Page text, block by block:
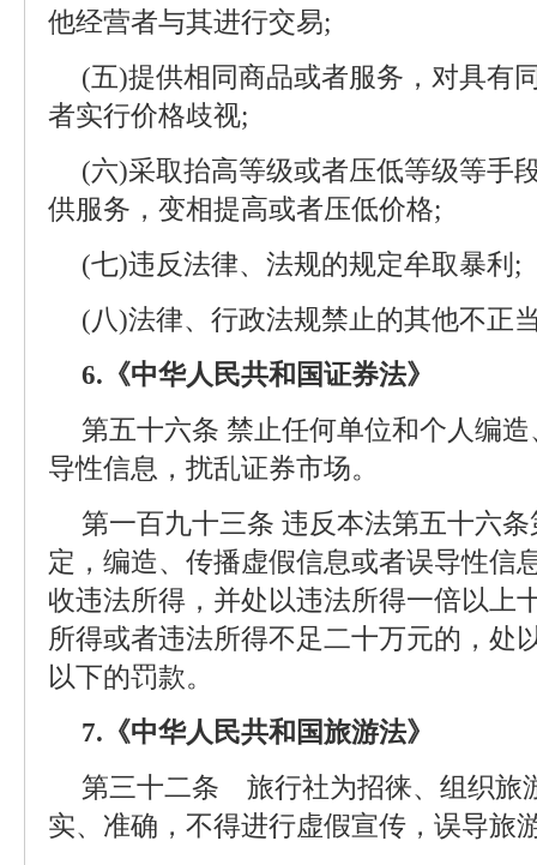
他经营者与其进行交易;
(五)提供相同商品或者服务，对具有
者实行价格歧视;
(六)采取抬高等级或者压低等级等手
供服务，变相提高或者压低价格;
(七)违反法律、法规的规定牟取暴利;
(八)法律、行政法规禁止的其他不正
6.《中华人民共和国证券法》
第五十六条 禁止任何单位和个人编
导性信息，扰乱证券市场。
第一百九十三条 违反本法第五十六
定，编造、传播虚假信息或者误导性信
收违法所得，并处以违法所得一倍以上
所得或者违法所得不足二十万元的，处
以下的罚款。
7.《中华人民共和国旅游法》
第三十二条 旅行社为招徕、组织旅
实、准确，不得进行虚假宣传，误导旅